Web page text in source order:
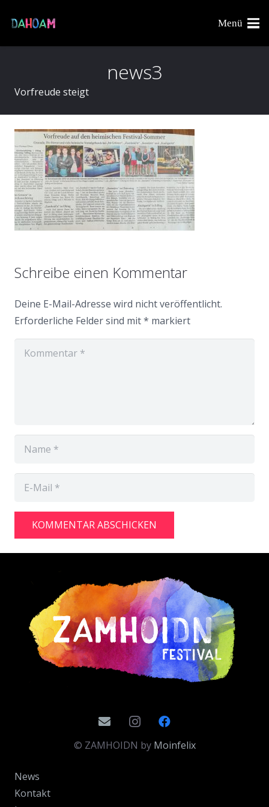
Menü
news3
Vorfreude steigt
Schreibe einen Kommentar
Deine E-Mail-Adresse wird nicht veröffentlicht.
Erforderliche Felder sind mit* markiert
KOMMENTAR ABSCHICKEN
© ZAMHOIDN by Moinfelix
News
Kontakt